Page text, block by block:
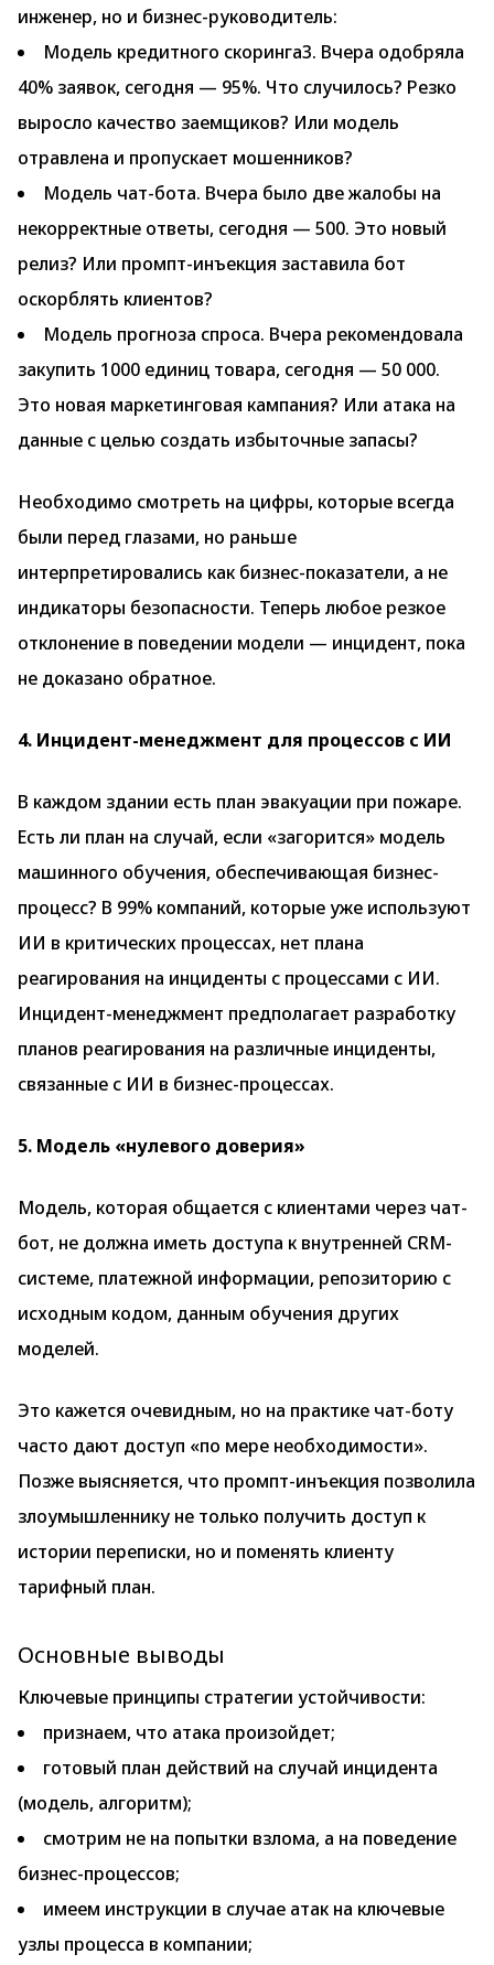
инженер, но и бизнес-руководитель:
Модель кредитного скоринга3. Вчера одобряла
40% заявок, сегодня — 95%. Что случилось? Резко
выросло качество заемщиков? Или модель
отравлена и пропускает мошенников?
Модель чат-бота. Вчера было две жалобы на
некорректные ответы, сегодня — 500. Это новый
релиз? Или промпт-инъекция заставила бот
оскорблять клиентов?
Модель прогноза спроса. Вчера рекомендовала
закупить 1000 единиц товара, сегодня — 50 000.
Это новая маркетинговая кампания? Или атака на
данные с целью создать избыточные запасы?
Необходимо смотреть на цифры, которые всегда
были перед глазами, но раньше
интерпретировались как бизнес-показатели, а не
индикаторы безопасности. Теперь любое резкое
отклонение в поведении модели — инцидент, пока
не доказано обратное.
4. Инцидент-менеджмент для процессов с ИИ
В каждом здании есть план эвакуации при пожаре.
Есть ли план на случай, если «загорится» модель
машинного обучения, обеспечивающая бизнес-
процесс? В 99% компаний, которые уже используют
ИИ в критических процессах, нет плана
реагирования на инциденты с процессами с ИИ.
Инцидент-менеджмент предполагает разработку
планов реагирования на различные инциденты,
связанные с ИИ в бизнес-процессах.
5. Модель «нулевого доверия»
Модель, которая общается с клиентами через чат-
бот, не должна иметь доступа к внутренней CRM-
системе, платежной информации, репозиторию с
исходным кодом, данным обучения других
моделей.
Это кажется очевидным, но на практике чат-боту
часто дают доступ «по мере необходимости».
Позже выясняется, что промпт-инъекция позволила
злоумышленнику не только получить доступ к
истории переписки, но и поменять клиенту
тарифный план.
Основные выводы
Ключевые принципы стратегии устойчивости:
признаем, что атака произойдет;
готовый план действий на случай инцидента
(модель, алгоритм);
смотрим не на попытки взлома, а на поведение
бизнес-процессов;
имеем инструкции в случае атак на ключевые
узлы процесса в компании;